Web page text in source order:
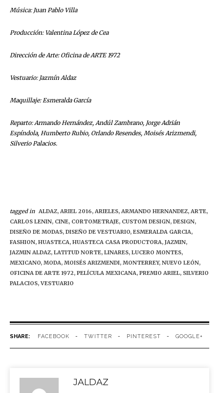
Música: Juan Pablo Villa
Producción: Valentina López de Cea
Dirección de Arte: Oficina de ARTE 1972
Vestuario: Jazmín Aldaz
Maquillaje: Esmeralda García
Reparto: Armando Hernández, Andúl Zambrano, Jorge Adrián
Espíndola, Humberto Rubio, Orlando Resendes, Moisés Arizmendi,
Silverio Palacios.
tagged in ALDAZ, ARIEL 2016, ARIELES, ARMANDO HERNANDEZ, ARTE,
CARLOS LENIN, CINE, CORTOMETRAJE, CUSTOM DESIGN, DESIGN,
DISEÑO DE MODAS, DISEÑO DE VESTUARIO, ESMERALDA GARCIA,
FASHION, HUASTECA, HUASTECA CASA PRODUCTORA, JAZMIN,
JAZMIN ALDAZ, LATITUD NORTE, LINARES, LUCERO MONTES,
MEXICANO, MODA, MOISÉS ARIZMENDI, MONTERREY, NUEVO LEÓN,
OFICINA DE ARTE 1972, PELÍCULA MEXICANA, PREMIO ARIEL, SILVERIO
PALACIOS,VESTUARIO
SHARE: FACEBOOK TWITTER PINTEREST GOOGLE+
JALDAZ